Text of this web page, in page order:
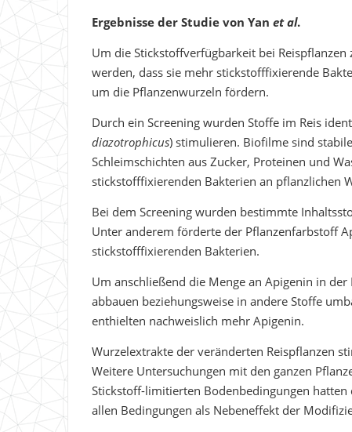
Ergebnisse der Studie von Yan et al.
Um die Stickstoffverfügbarkeit bei
werden, dass sie mehr stickstofffixierende
um die Pflanzenwurzeln fördern.
Durch ein Screening wurden Stoffe im Reis
diazotrophicus) stimulieren. Biofilme sind
Schleimschichten aus Zucker, Proteinen und
stickstofffixierenden Bakterien an pflanzlichen
Bei dem Screening wurden bestimmte
Unter anderem förderte der Pflanzenfarbstoff
stickstofffixierenden Bakterien.
Um anschließend die Menge an Apigenin in
abbauen beziehungsweise in andere Stoffe
enthielten nachweislich mehr Apigenin.
Wurzelextrakte der veränderten Reispflanzen
Weitere Untersuchungen mit den ganzen
Stickstoff-limitierten Bodenbedingungen
allen Bedingungen als Nebeneffekt der